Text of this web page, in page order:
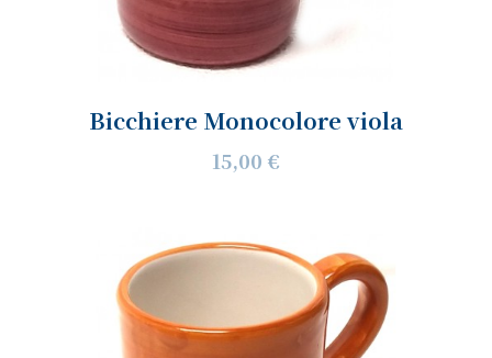
Bicchiere Monocolore viola
15,00 €